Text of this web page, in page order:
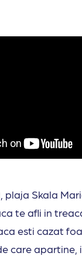
, plaja Skala
te afli in
esti cazat
care apartine,